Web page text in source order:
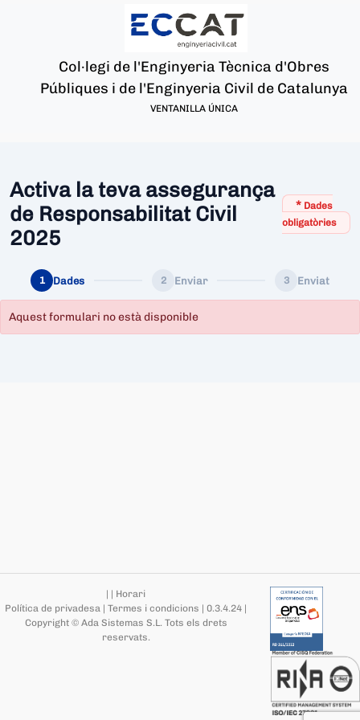
Col·legi de l'Enginyeria Tècnica d'Obres
Públiques i de l'Enginyeria Civil de Catalunya
VENTANILLA ÚNICA
Activa la teva assegurança
de Responsabilitat Civil
2025
* Dades
obligatòries
1 Dades 2 Enviar 3 Enviat
Aquest formulari no està disponible
| | Horari
Política de privadesa | Termes i condicions | 0.3.4.24 |
Copyright © Ada Sistemas S.L. Tots els drets
reservats.